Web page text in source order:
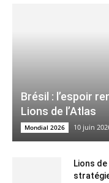
Brésil : l’espoir
Lions de l’Atlas
Mondial 2026 10 juin
Lions